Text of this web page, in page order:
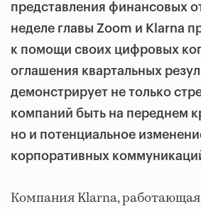
представления финансовых
неделе главы Zoom и Klarna
к помощи своих цифровых
оглашения квартальных
демонстрирует не только
компаний быть на переднем
но и потенциальное
корпоративных
Компания Klarna,